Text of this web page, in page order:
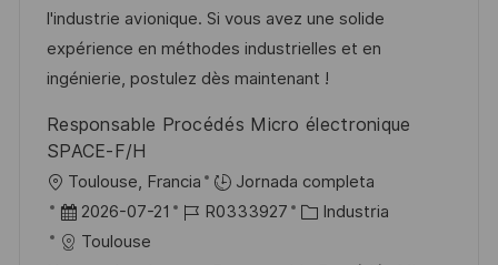
ó
n
e
p
u
l
a
c
p
l
e
r
í
a
l'industrie avionique. Si vous avez une solide
expérience en méthodes industrielles et en
ingénierie, postulez dès maintenant !
Responsable Procédés Micro électronique
SPACE-F/H
U
b
Toulouse, Francia
Jornada completa
F
e
2026-07-21
I
R0333927
C Industria
Toulouse